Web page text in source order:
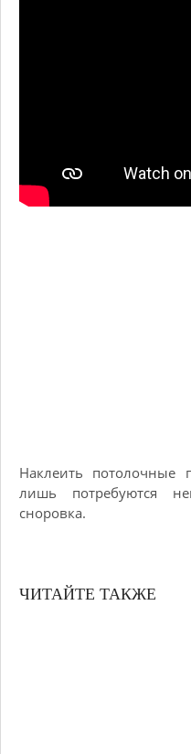
Наклеить потолочные
лишь потребуются
сноровка.
ЧИТАЙТЕ ТАКЖЕ